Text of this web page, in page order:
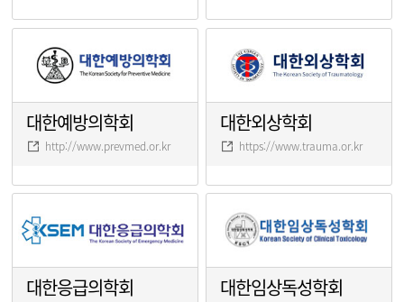
대한예방의학회
http://www.prevmed.or.kr
대한외상학회
https://www.trauma.or.kr
대한응급의학회 대한임상독성학회